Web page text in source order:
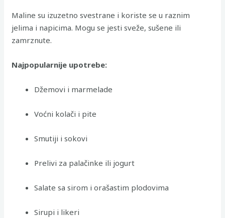
Maline su izuzetno svestrane i koriste se u raznim
jelima i napicima. Mogu se jesti sveže, sušene ili
zamrznute.
Najpopularnije upotrebe:
Džemovi i marmelade
Voćni kolači i pite
Smutiji i sokovi
Prelivi za palačinke ili jogurt
Salate sa sirom i orašastim plodovima
Sirupi i likeri